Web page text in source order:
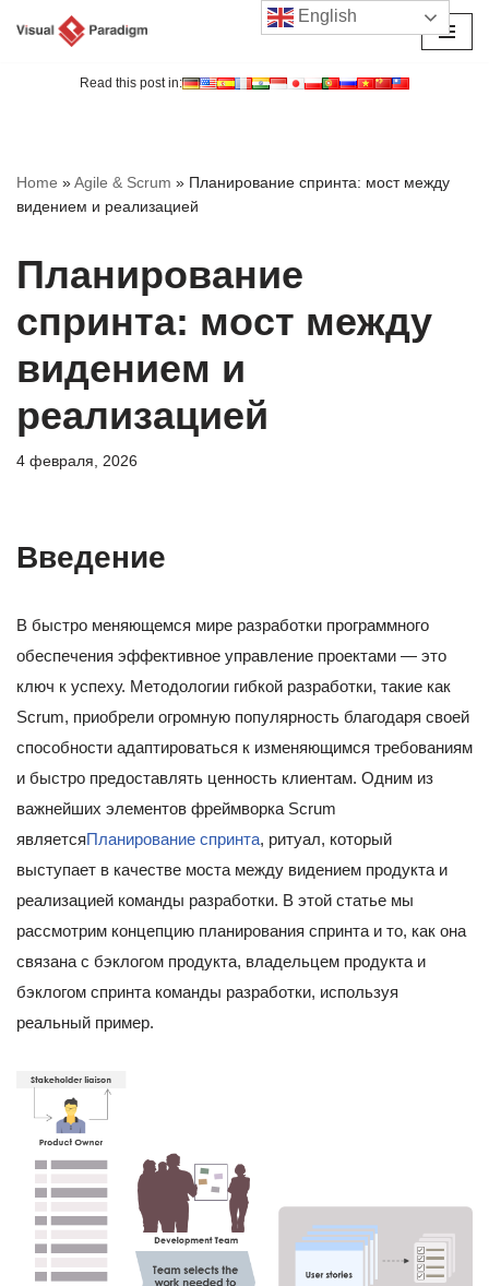
Read this post in:
Home »Agile & Scrum » Планирование спринта: мост между
видением и реализацией
Планирование
спринта: мост между
видением и
реализацией
4 февраля, 2026
Введение
В быстро меняющемся мире разработки программного
обеспечения эффективное управление проектами — это
ключ к успеху. Методологии гибкой разработки, такие как
Scrum, приобрели огромную популярность благодаря своей
способности адаптироваться к изменяющимся требованиям
и быстро предоставлять ценность клиентам. Одним из
важнейших элементов фреймворка Scrum
являетсяПланирование спринта, ритуал, который
выступает в качестве моста между видением продукта и
реализацией команды разработки. В этой статье мы
рассмотрим концепцию планирования спринта и то, как она
связана с бэклогом продукта, владельцем продукта и
бэклогом спринта команды разработки, используя
реальный пример.
English